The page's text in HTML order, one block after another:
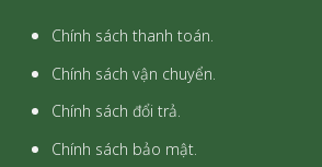
Chính sách thanh toán.
Chính sách vận chuyển.
Chính sách đổi trả.
Chính sách bảo mật.